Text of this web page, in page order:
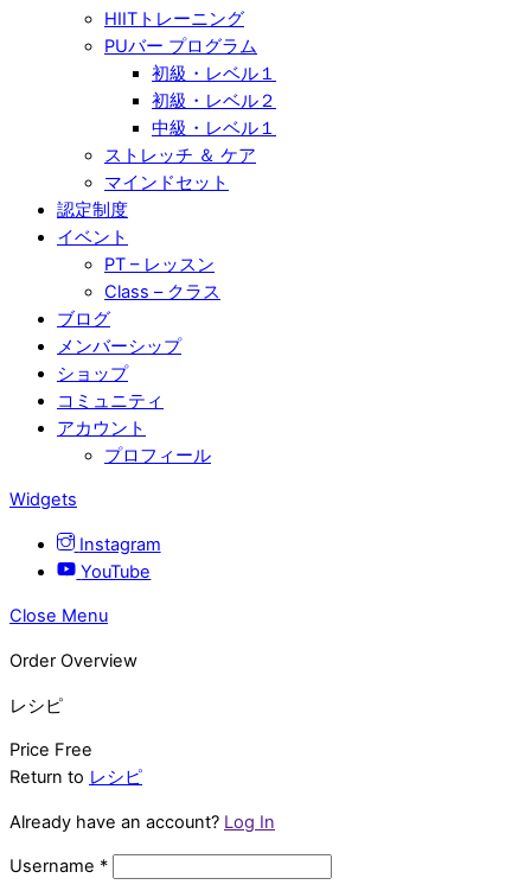
HIITトレーニング
PUバー プログラム
初級・レベル１
初級・レベル２
中級・レベル１
ストレッチ ＆ ケア
マインドセット
認定制度
イベント
PT – レッスン
Class – クラス
ブログ
メンバーシップ
ショップ
コミュニティ
アカウント
プロフィール
Widgets
Instagram
YouTube
Close Menu
Order Overview
レシピ
Price Free
Return to レシピ
Already have an account? Log In
Username *